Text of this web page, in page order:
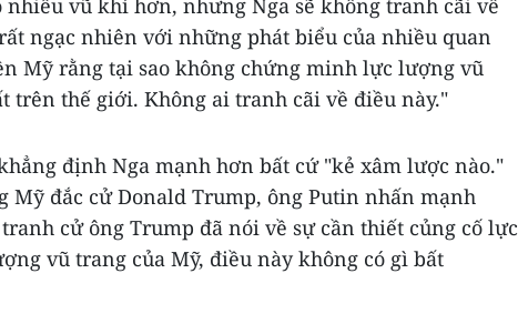
nhiều vũ khí hơn, nhưng Nga sẽ không tranh cãi về
ngạc nhiên với những phát biểu của nhiều quan
Mỹ rằng tại sao không chứng minh lực lượng vũ
trên thế giới. Không ai tranh cãi về điều này."
định Nga mạnh hơn bất cứ "kẻ xâm lược nào."
Mỹ đắc cử Donald Trump, ông Putin nhấn mạnh
cử ông Trump đã nói về sự cần thiết củng cố lực
vũ trang của Mỹ, điều này không có gì bất